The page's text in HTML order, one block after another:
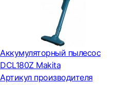
Аккумуляторный пылесос
DCL180Z Makita
Артикул производителя